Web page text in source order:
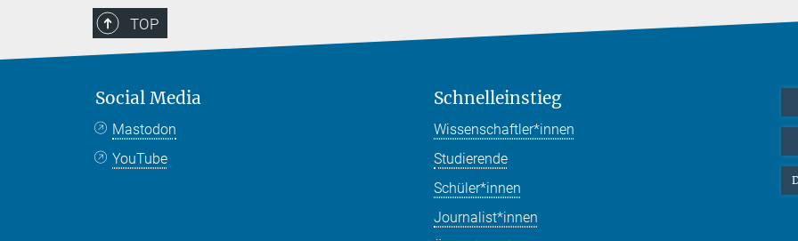
TOP
Social Media
Mastodon
YouTube
Schnelleinstieg
Wissenschaftler*innen
Studierende
Schüler*innen
Journalist*innen